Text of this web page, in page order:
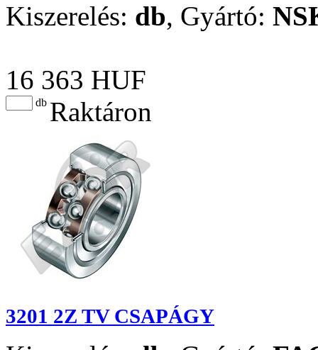
Kiszerelés: db, Gyártó:
16 363 HUF
db Raktáron
3201 2Z TV CSAPÁGY